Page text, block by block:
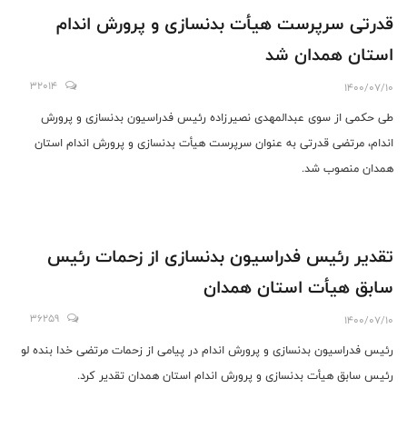
قدرتی سرپرست هیأت بدنسازی و پرورش اندام
استان همدان شد
1400/07/10
32014
طی حکمی از سوی عبدالمهدی نصیرزاده رئیس فدراسیون بدنسازی و پرورش
اندام، مرتضی قدرتی به عنوان سرپرست هیأت بدنسازی و پرورش اندام استان
همدان منصوب شد.
تقدیر رئیس فدراسیون بدنسازی از زحمات رئیس
سابق هیأت استان همدان
1400/07/10
36259
رئیس فدراسیون بدنسازی و پرورش اندام در پیامی از زحمات مرتضی خدا بنده لو
رئیس سابق هیأت بدنسازی و پرورش اندام استان همدان تقدیر کرد.